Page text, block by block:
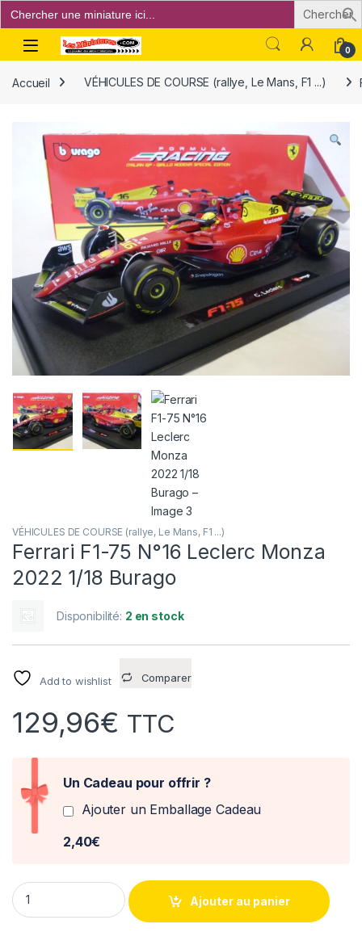
Search
for:
Open 0
Accueil VÉHICULES DE COURSE (rallye, Le Mans, F1 ...)
VÉHICULES DE COURSE (rallye, Le Mans, F1 ...)
Ferrari F1-75 N°16 Leclerc Monza
2022 1/18 Burago
Disponibilité: 2 en stock
Add to wishlist Comparer
129,96€ TTC
Un Cadeau pour offrir ?
Ajouter un Emballage Cadeau
2,40€
Ferrari F1-75 N°16 Leclerc Monza 2022 1/18 Burago quantity
Ajouter au panier